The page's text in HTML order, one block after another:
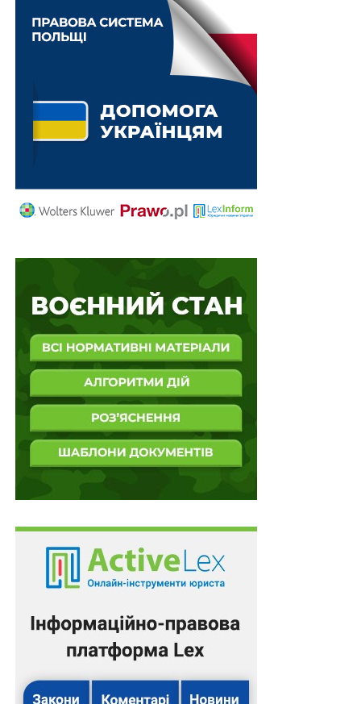
Також Порядок доповнено додатком 4 «Звіт про
використання коштів на реалізацію публічних
інвестиційних проектів (субпроектів)/програм
публічних інвестицій за бюджетною програмою
«Створення Центрів професійної досконалості» за
КПКВК 2201620 станом на _________».
Воєнний стан. Всі нормативні матеріали,
Схожі статті:
Нові порядки використання та повернення
коштів фонду соціального захисту осіб з
інвалідністю
Базову соціальну допомогу виплачуватимуть
щомісяця
За використання ворожих програмних
продуктів не каратимуть
Підсанкційним стягувачам відкладено
безспірне списання коштів
Наявність двох взаємопов’язаних розписок про
позику та про обов’язок передати майно після…
ПОВ'ЯЗАНІ ТЕМИ: FEATURED LEX
Довічне позбавлення волі за культурний геноцид
НЕ ПРОПУСТІТЬ